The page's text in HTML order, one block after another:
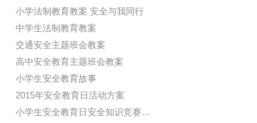
小学法制教育教案 安全与我同行
中学生法制教育教案
交通安全主题班会教案
高中安全教育主题班会教案
小学生安全教育故事
2015年安全教育日活动方案
小学生安全教育日安全知识竞赛题(附...